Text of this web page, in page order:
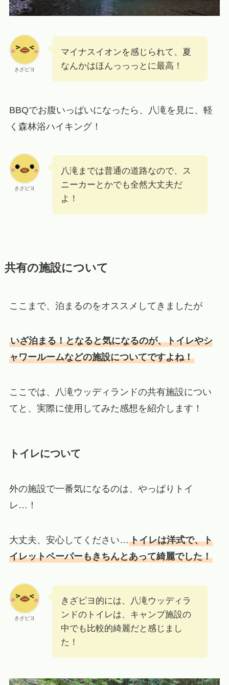
きざピヨ
マイナスイオンを感じられて、夏
なんかはほんっっっとに最高！
BBQでお腹いっぱいになったら、八滝を見に、軽
く森林浴ハイキング！
きざピヨ
八滝までは普通の道路なので、ス
ニーカーとかでも全然大丈夫だ
よ！
共有の施設について
ここまで、泊まるのをオススメしてきましたが
いざ泊まる！となると気になるのが、トイレやシ
ャワールームなどの施設についてですよね！
ここでは、八滝ウッディランドの共有施設につい
てと、実際に使用してみた感想を紹介します！
トイレについて
外の施設で一番気になるのは、やっぱりトイ
レ…！
大丈夫、安心してください…トイレは洋式で、ト
イレットペーパーもきちんとあって綺麗でした！
きざピヨ
きざピヨ的には、八滝ウッディラ
ンドのトイレは、キャンプ施設の
中でも比較的綺麗だと感じまし
た！